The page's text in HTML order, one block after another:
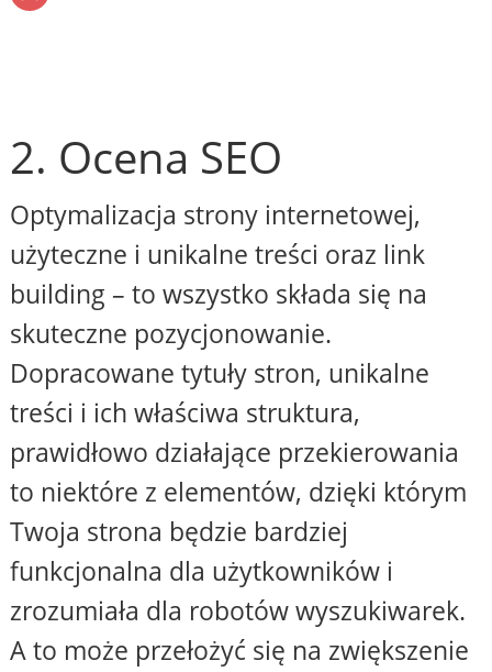
2. Ocena SEO
Optymalizacja strony internetowej,
użyteczne i unikalne treści oraz link
building – to wszystko składa się na
skuteczne pozycjonowanie.
Dopracowane tytuły stron, unikalne
treści i ich właściwa struktura,
prawidłowo działające przekierowania
to niektóre z elementów, dzięki którym
Twoja strona będzie bardziej
funkcjonalna dla użytkowników i
zrozumiała dla robotów wyszukiwarek.
A to może przełożyć się na zwiększenie